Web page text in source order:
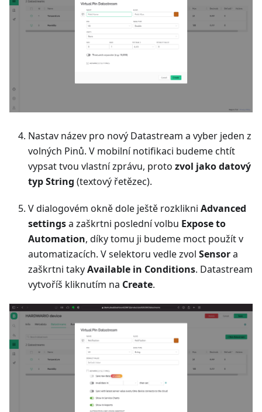
Nastav název pro nový Datastream a vyber jeden z
volných Pinů. V mobilní notifikaci budeme chtít
vypsat tvou vlastní zprávu, proto zvol jako datový
typ String (textový řetězec).
V dialogovém okně dole ještě rozklikni Advanced
settingsa zaškrtni poslední volbu Expose to
Automation, díky tomu ji budeme moct použít v
automatizacích. V selektoru vedle zvol Sensora
zaškrtni takyAvailable in Conditions. Datastream
vytvoříš kliknutím na Create.